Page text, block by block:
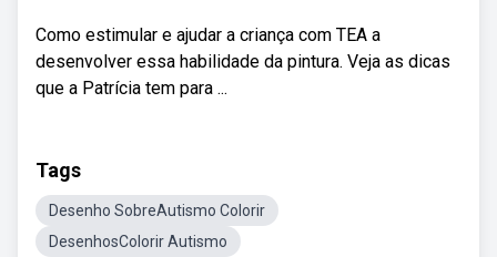
Como estimular e ajudar a criança com TEA a
desenvolver essa habilidade da pintura. Veja as dicas
que a Patrícia tem para ...
Tags
Desenho SobreAutismo Colorir
DesenhosColorir Autismo